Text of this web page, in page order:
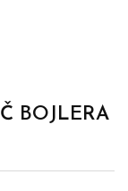
BOJLERA